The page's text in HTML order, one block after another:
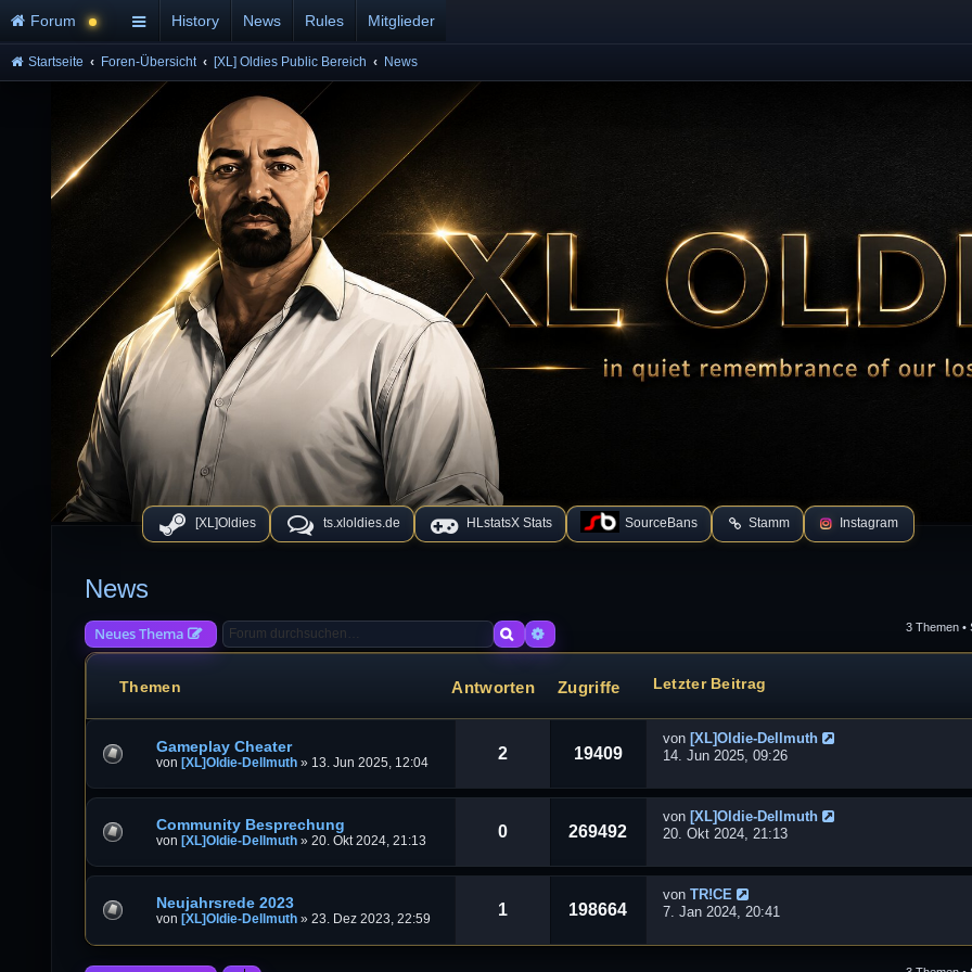
[XL]Oldies ts.xloldies.de HLstatsX Stats SourceBans Stamm Instagram
Forum History News Rules Mitglieder
Startseite Foren-Übersicht [XL] Oldies Public Bereich News
News
Neues Thema SucheErweiterte Suche 3 Themen •
Themen Antworten Zugriffe Letzter Beitrag
Gameplay Cheater
von[XL]Oldie-Dellmuth » 13. Jun 2025, 12:04 2 19409
von [XL]Oldie-Dellmuth
14. Jun 2025, 09:26
Community Besprechung
von[XL]Oldie-Dellmuth »20. Okt 2024, 21:13 0 269492
von [XL]Oldie-Dellmuth
20. Okt 2024, 21:13
Neujahrsrede 2023
von[XL]Oldie-Dellmuth »23. Dez 2023, 22:59 1 198664
von TR!CE
7. Jan 2024, 20:41